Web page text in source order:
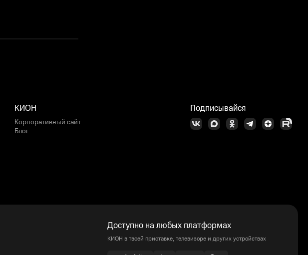
КИОН
Корпоративный сайт
Блог
Подписывайся
Доступно на любых платформах
КИОН в твоей приставке, телевизоре и других устройствах